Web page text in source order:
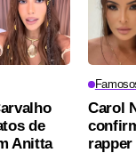
de
Anitta
Carol